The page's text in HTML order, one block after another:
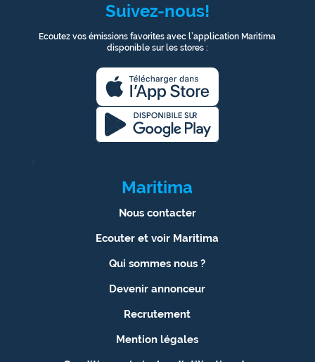
Suivez-nous!
Ecoutez vos émissions favorites avec l’application Maritima
disponible sur les stores :
1
Maritima
Nous contacter
Ecouter et voir Maritima
Qui sommes nous ?
Devenir annonceur
Recrutement
Mention légales